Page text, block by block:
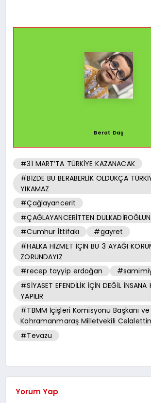
Berat Daş
#31 MART’TA TÜRKİYE KAZANACAK
#BİZDE BU BERABERLİK OLDUKÇA
YIKAMAZ
#Çağlayancerit
#ÇAĞLAYANCERİTTEN
#Cumhur İttifakı
#gayret
#HALKA HİZMET İÇİN BU 3 AYAĞI
ZORUNDAYIZ
#recep tayyip erdoğan
#SİYASET EFENDİLİK İÇİN DEĞİL İNSANA
YAPILIR
#TBMM İçişleri Komisyonu Başkanı ve
Kahramanmaraş Milletvekili
#Tevazu
Yorum Yap